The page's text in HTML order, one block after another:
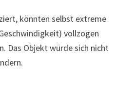
könnten selbst extreme
vollzogen
Das Objekt würde sich nicht